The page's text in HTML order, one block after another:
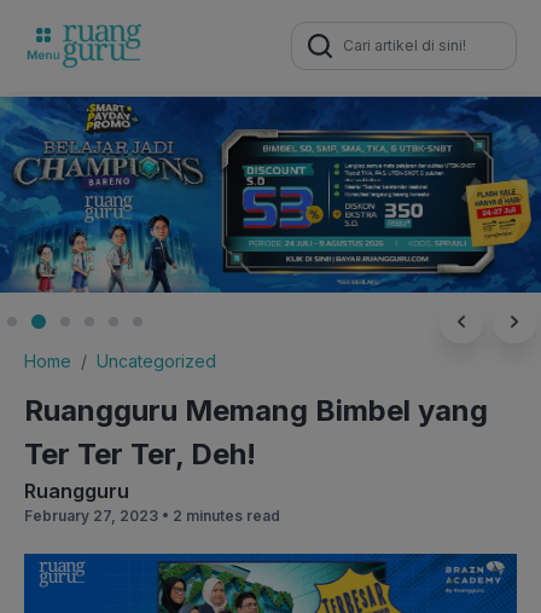
Search
for:
Home Uncategorized
Ruangguru Memang Bimbel yang
Ter Ter Ter, Deh!
Ruangguru
February 27, 2023 • 2 minutes read